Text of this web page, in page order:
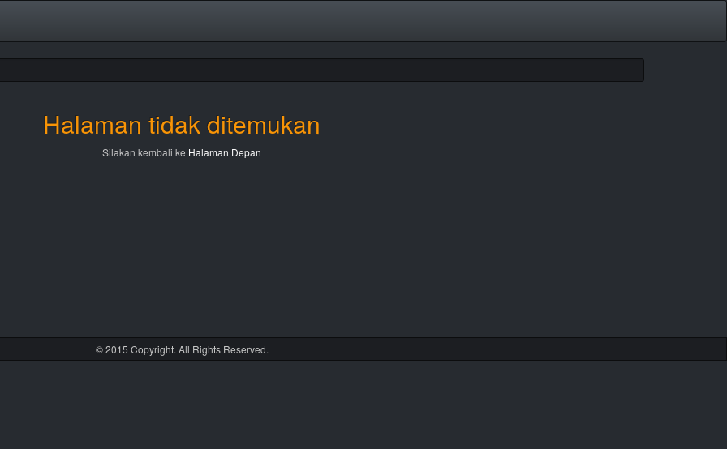
Halaman tidak ditemukan
Silakan kembali ke Halaman Depan
© 2015 Copyright. All Rights Reserved.